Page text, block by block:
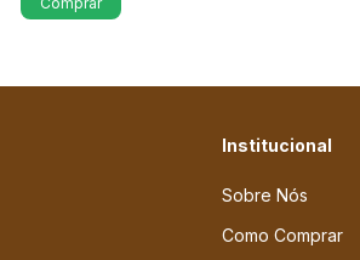
Institucional
Sobre Nós
Como Comprar